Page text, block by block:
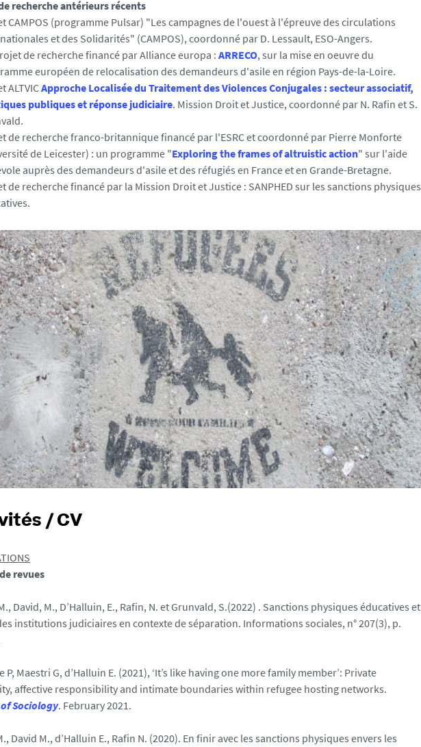
recherche antérieurs récents
CAMPOS (programme Pulsar) "Les campagnes de l'ouest à l'épreuve des circulations
et des Solidarités" (CAMPOS), coordonné par D. Lessault, ESO-Angers.
de recherche financé par Alliance europa : ARRECO, sur la mise en oeuvre du
européen de relocalisation des demandeurs d'asile en région Pays-de-la-Loire.
ALTVICApproche Localisée du Traitement des Violences Conjugales : secteur associatif,
publiques et réponse judiciaire. Mission Droit et Justice, coordonné par N. Rafin et S.
de recherche franco-britannique financé par l'ESRC et coordonné par Pierre Monforte
de Leicester) : un programme "Exploring the frames of altruistic action" sur l'aide
auprès des demandeurs d'asile et des réfugiés en France et en Grande-Bretagne.
de recherche financé par la Mission Droit et Justice : SANPHED sur les sanctions physiques
/ CV
revues
David, M., D’Halluin, E., Rafin, N. et Grunvald, S.(2022) . Sanctions physiques éducatives et
institutions judiciaires en contexte de séparation. Informations sociales, n° 207(3), p.
P, Maestri G, d’Halluin E. (2021), ‘It’s like having one more family member’: Private
affective responsibility and intimate boundaries within refugee hosting networks.
Sociology. February 2021.
David M., d’Halluin E., Rafin N. (2020). En finir avec les sanctions physiques envers les